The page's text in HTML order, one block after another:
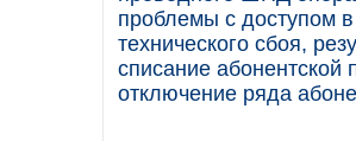
проблемы с доступом в
технического сбоя,
списание
отключение ряда